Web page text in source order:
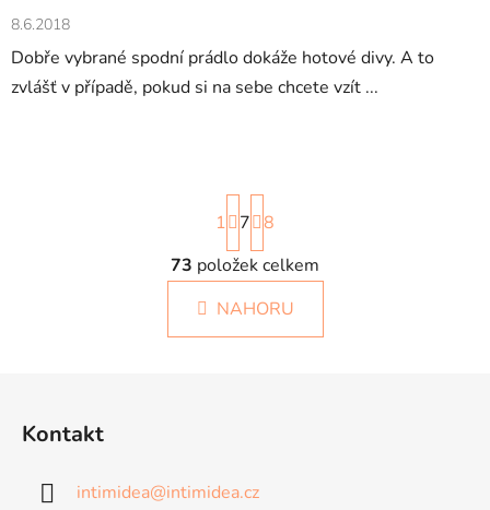
8.6.2018
Dobře vybrané spodní prádlo dokáže hotové divy. A to
zvlášť v případě, pokud si na sebe chcete vzít ...
O
v
l
á
r
S
t
á
n
k
1 7
8
73 položek celkem
NAHORU
Kontakt
intimidea@intimidea.cz